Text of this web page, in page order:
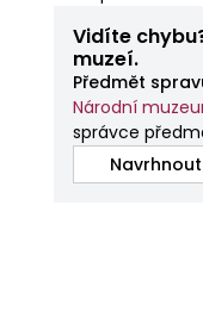
Vidíte
muzeí.
Předmět
Národní
správce